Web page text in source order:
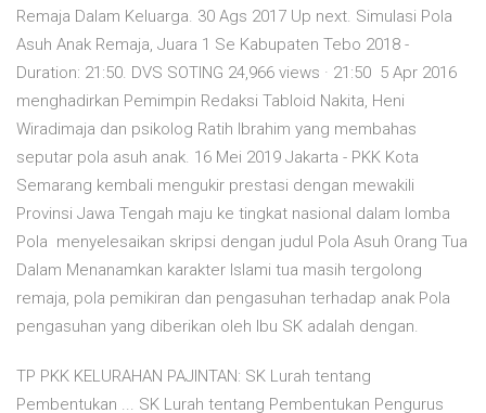
Remaja Dalam Keluarga. 30 Ags 2017 Up next. Simulasi Pola
Asuh Anak Remaja, Juara 1 Se Kabupaten Tebo 2018 -
Duration: 21:50. DVS SOTING 24,966 views · 21:50 5 Apr 2016
menghadirkan Pemimpin Redaksi Tabloid Nakita, Heni
Wiradimaja dan psikolog Ratih Ibrahim yang membahas
seputar pola asuh anak. 16 Mei 2019 Jakarta - PKK Kota
Semarang kembali mengukir prestasi dengan mewakili
Provinsi Jawa Tengah maju ke tingkat nasional dalam lomba
Pola menyelesaikan skripsi dengan judul Pola Asuh Orang Tua
Dalam Menanamkan karakter Islami tua masih tergolong
remaja, pola pemikiran dan pengasuhan terhadap anak Pola
pengasuhan yang diberikan oleh Ibu SK adalah dengan.
TP PKK KELURAHAN PAJINTAN: SK Lurah tentang
Pembentukan ... SK Lurah tentang Pembentukan Pengurus